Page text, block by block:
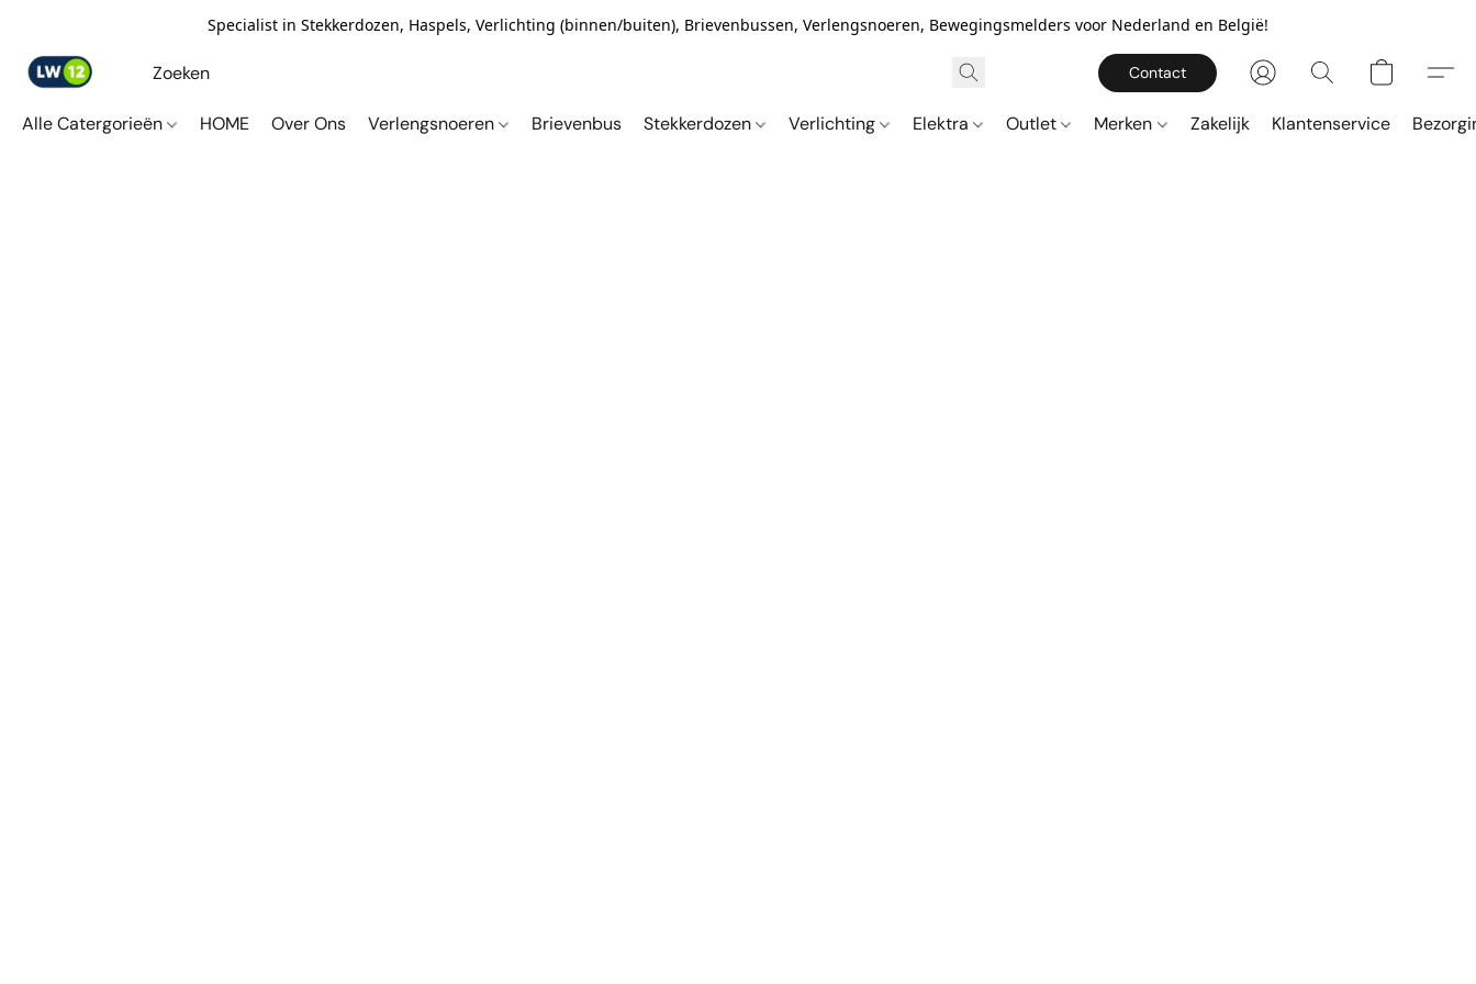
Specialist in Stekkerdozen, Haspels, Verlichting (binnen/buiten), Brievenbussen, Verlengsnoeren, Bewegingsmelders voor Nederland en België!
Contact
Alle Catergorieën HOME Over Ons Verlengsnoeren Brievenbus Stekkerdozen Verlichting Elektra Outlet Merken Zakelijk Klantenservice